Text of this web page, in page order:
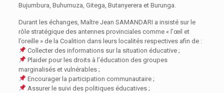
Bujumbura, Buhumuza, Gitega, Butanyerera et Burunga.
Durant les échanges, Maître Jean SAMANDARI a insisté sur le
rôle stratégique des antennes provinciales comme « l’œil et
l’oreille » de la Coalition dans leurs localités respectives afin de :
Collecter des informations sur la situation éducative ;
Plaider pour les droits à l’éducation des groupes
marginalisés et vulnérables ;
Encourager la participation communautaire ;
Assurer le suivi des politiques éducatives ;